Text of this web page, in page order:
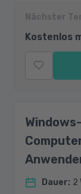
Nächster
Kostenlos
Dauer: 2